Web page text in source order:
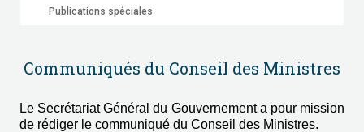
Publications spéciales
Communiqués du Conseil des Ministres
Le Secrétariat Général du Gouvernement a pour mission
de rédiger le communiqué du Conseil des Ministres.